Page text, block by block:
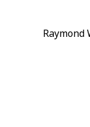
Raymond